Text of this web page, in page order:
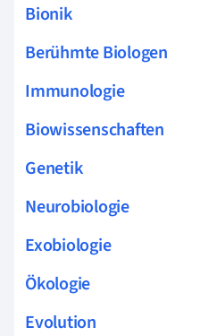
Bionik
Berühmte Biologen
Immunologie
Biowissenschaften
Genetik
Neurobiologie
Exobiologie
Ökologie
Evolution